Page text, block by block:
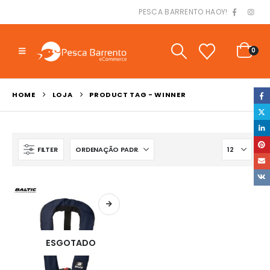
PESCA BARRENTO HAOY!
0
HOME LOJA PRODUCT TAG -WINNER
FILTER
ESGOTADO